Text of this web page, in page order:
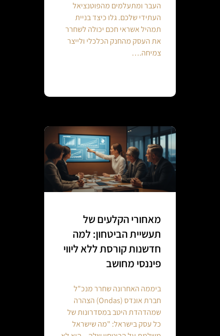
העבר ומתעלמים מהפוטנציאל
העתידי שלכם. גלו כיצד בניית
תמהיל אשראי חכם יכולה לשחרר
את העסק מהחנק הכלכלי ולייצר
צמיחה.…
מאחורי הקלעים של
תעשיית הביטחון: למה
חדשנות קורסת ללא ליווי
פיננסי מחושב
ביממה האחרונה שחרר מנכ"ל
חברת אונדס (Ondas) הצהרה
שמהדהדת היטב במסדרונות של
כל עסק בישראל: "מה שישראל